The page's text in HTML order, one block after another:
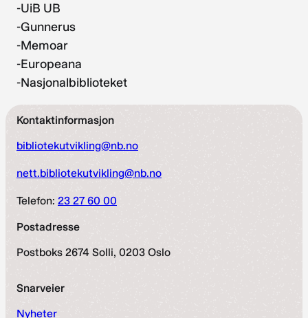
-UiB UB
-Gunnerus
-Memoar
-Europeana
-Nasjonalbiblioteket
Kontaktinformasjon
bibliotekutvikling@nb.no
nett.bibliotekutvikling@nb.no
Telefon: 23 27 60 00
Postadresse
Postboks 2674 Solli, 0203 Oslo
Snarveier
Nyheter